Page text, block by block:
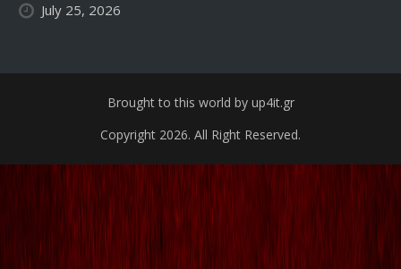
July 25, 2026
Brought to this world by up4it.gr
Copyright 2026. All Right Reserved.